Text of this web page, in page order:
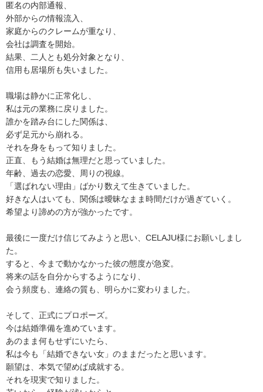
匿名の内部通報、
外部からの情報流入、
家庭からのクレームが重なり、
会社は調査を開始。
結果、二人とも処分対象となり、
信用も居場所も失いました。
職場は静かに正常化し、
私は元の業務に戻りました。
誰かを踏み台にした関係は、
必ず足元から崩れる。
それを身をもって知りました。
正直、もう結婚は無理だと思っていました。
年齢、過去の恋愛、周りの視線。
「選ばれない理由」ばかり数えて生きていました。
好きな人はいても、関係は曖昧なまま時間だけが過ぎていく。
希望より諦めの方が強かったです。
最後に一度だけ信じてみようと思い、CELAJU様にお願いしまし
た。
すると、今まで動かなかった彼の態度が急変。
将来の話を自分からするようになり、
会う頻度も、連絡の質も、明らかに変わりました。
そして、正式にプロポーズ。
今は結婚準備を進めています。
あのまま何もせずにいたら、
私は今も「結婚できない女」のままだったと思います。
願望は、本気で望めば成就する。
それを現実で知りました。